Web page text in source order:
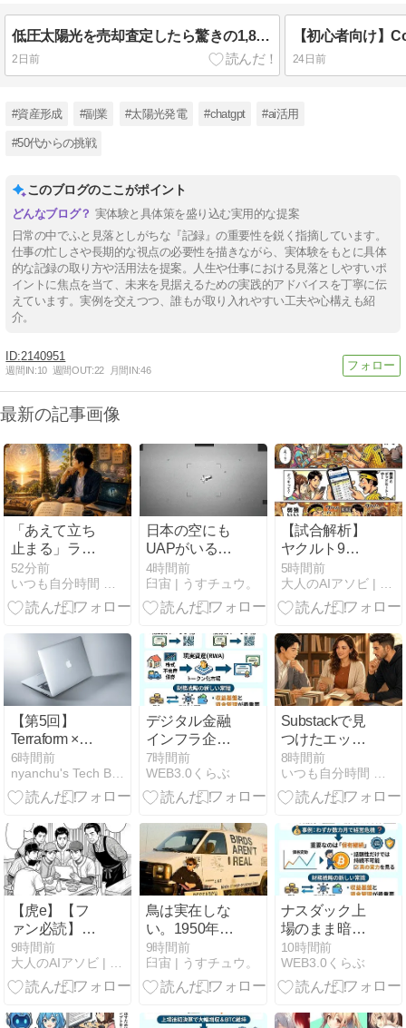
低圧太陽光を売却査定したら驚きの1,800万円
2日前 24日前
#資産形成 #副業 #太陽光発電 #chatgpt #ai活用
#50代からの挑戦
このブログのここがポイント
実体験と具体策を盛り込む実用的な提案
日常の中でふと見落としがちな『記録』の重要性を鋭く指摘しています。
仕事の忙しさや長期的な視点の必要性を描きながら、実体験をもとに具体
的な記録の取り方や活用法を提案。人生や仕事における見落としやすいポ
イントに焦点を当て、未来を見据えるための実践的アドバイスを丁寧に伝
えています。実例を交えつつ、誰もが取り入れやすい工夫や心構えも紹
介。
2140951
週間IN:10 週間OUT:22 月間IN:46
最新の記事画像
「あえて立ち
止まる」ライ
オンズゲート
の過ごし方と
最新AI＆Pody
52分前
いつも自分時間 Geminiと日常
日本の空にも
UAPがいるそ
うですわ。政
府は自前の映
像を持ってい
公開するかは
個別に決める
と申しました
の。
4時間前
臼宙 | うすチュウ。
【試合解析】
ヤクルト9安
打でソロ一発
1点！？強い
のか弱いの
デッドヒート
とツバメの不
思議な粘り腰
5時間前
大人のAIアソビ | AI遊びで未来を学ぶ、楽しむ実験室
【第5回】
Terraform ×
AWS インフラ
自動化入門 —
本番運用で詰
と安全なイン
フラ変更のベ
ストプラクテ
ィス
6時間前
nyanchu's Tech Blog
デジタル金融
インフラ企業
への進化
7時間前
WEB3.0くらぶ
Substackで見
つけたエッセ
イ｜今日のエ
ッセイ・ラッ
ク Vol.27
8時間前
いつも自分時間 Geminiと日常
【虎e】【フ
ァン必読】ラ
イバル球団で
も関係ない！
プロ野球選手
SNS誹謗中
9時間前
大人のAIアソビ | AI遊びで未来を学ぶ、楽しむ実験室
鳥は実在しな
い。1950年代
に本物は消さ
れて、いま空
には120億羽
ンが飛んでい
9時間前
臼宙 | うすチュウ。
ナスダック上
場のまま暗号
資産事業へ転
換した結果は
10時間前
WEB3.0くらぶ